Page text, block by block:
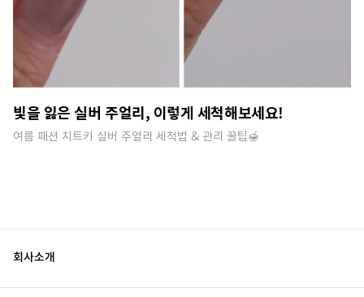
빛을 잃은 실버 주얼리, 이렇게 세척해보세요!
여름 패션 치트키 실버 주얼리 세척법 & 관리 꿀팁🍯​
회사소개